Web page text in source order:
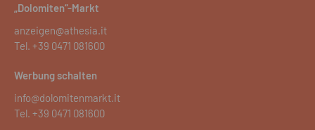
„Dolomiten“-Markt
anzeigen@athesia.it
Tel. +39 0471 081600
Werbung schalten
info@dolomitenmarkt.it
Tel. +39 0471 081600